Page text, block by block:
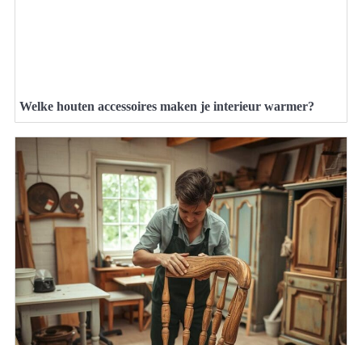
Welke houten accessoires maken je interieur warmer?